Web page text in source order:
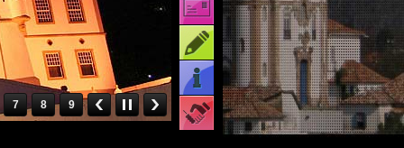
7 8 9
Cartões virtuais
Dicas
Informações
Serviços